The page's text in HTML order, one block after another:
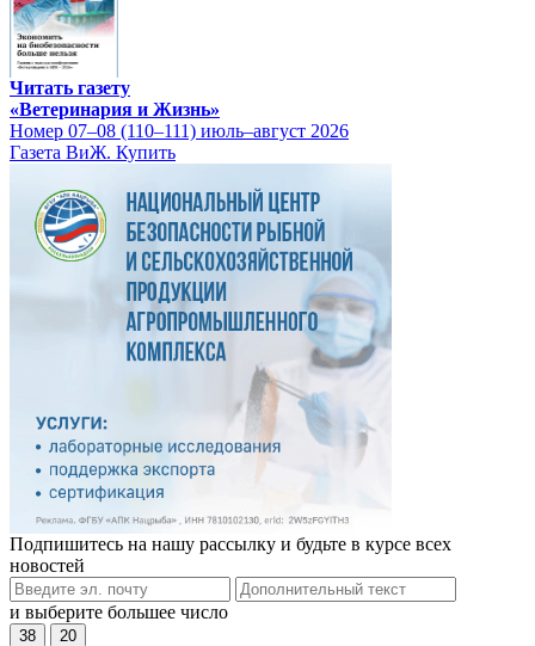
Читать газету
«Ветеринария и Жизнь»
Номер 07–08 (110–111) июль–август 2026
Газета ВиЖ. Купить
Подпишитесь на нашу рассылку и будьте в курсе всех
новостей
и выберите большее число
38 20